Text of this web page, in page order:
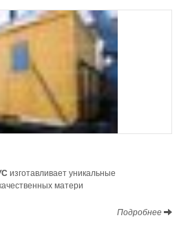
изготавливает уникальные
матери
Подробнее